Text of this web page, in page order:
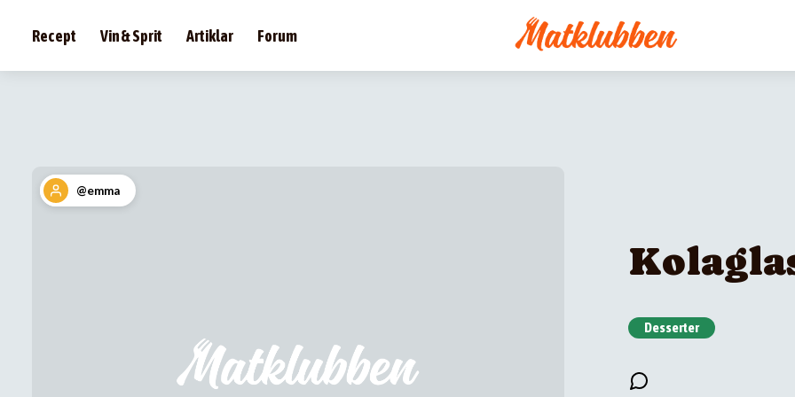
Recept Vin & Sprit Artiklar Forum
@emma
Desserter